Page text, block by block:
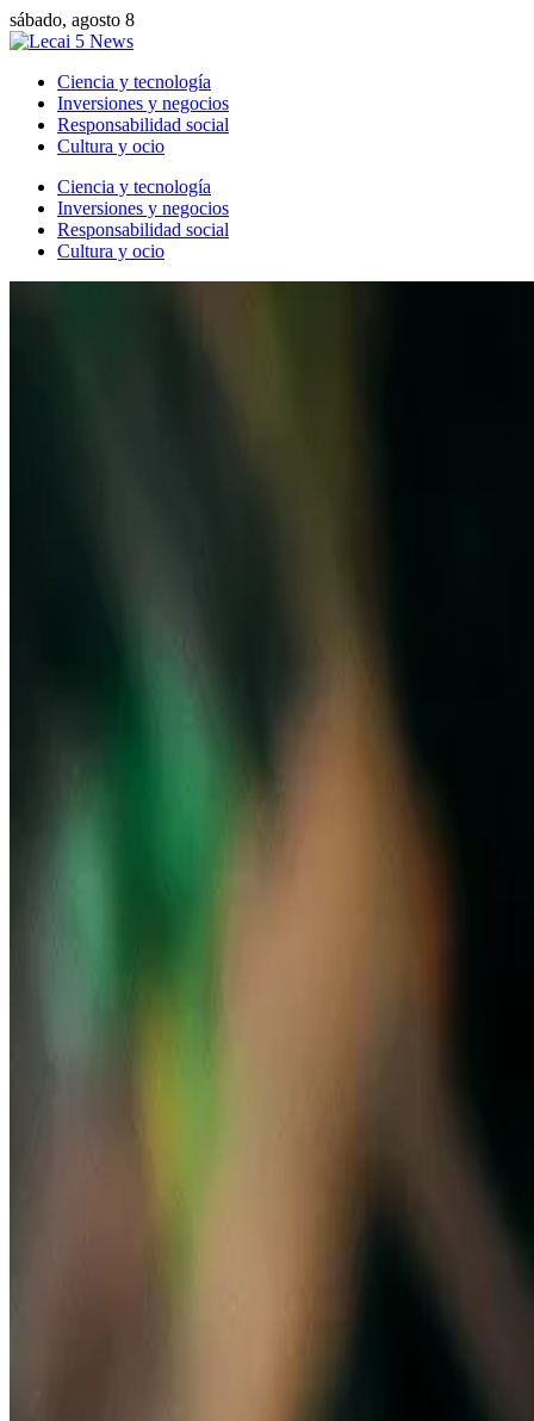
sábado, agosto 8
Ciencia y tecnología
Inversiones y negocios
Responsabilidad social
Cultura y ocio
Ciencia y tecnología
Inversiones y negocios
Responsabilidad social
Cultura y ocio